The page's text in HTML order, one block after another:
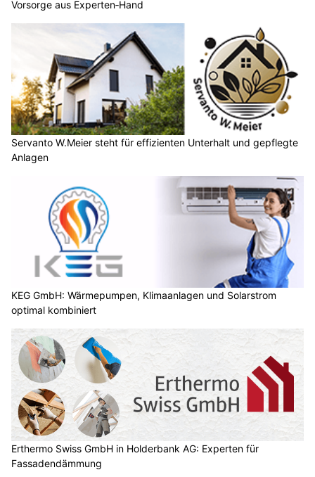
Servanto W.Meier steht für effizienten Unterhalt und gepflegte
Anlagen
KEG GmbH: Wärmepumpen, Klimaanlagen und Solarstrom
optimal kombiniert
Erthermo Swiss GmbH in Holderbank AG: Experten für
Fassadendämmung